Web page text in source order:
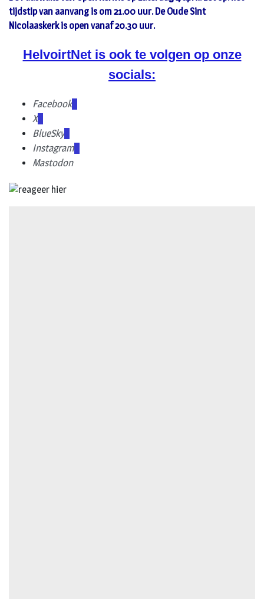
tijdstip van aanvang is om 21.00 uur. De Oude Sint
Nicolaaskerk is open vanaf 20.30 uur.
HelvoirtNet is ook te volgen op onze
socials:
Facebook
X
BlueSky
Instagram
Mastodon